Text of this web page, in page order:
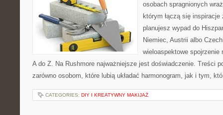
osobach spragnionych
którym łączą się
planujesz wypad do
Niemiec, Austrii albo
wieloaspektowe spojrzenie
A do Z. Na Rushmore najważniejsze jest doświadczenie. Treści
zarówno osobom, które lubią układać harmonogram, jak i tym,
CATEGORIES: DIY I KREATYWNY MAKIJAŻ